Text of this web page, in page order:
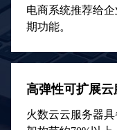
电商系统推荐给
期功能。
高弹性可扩展
火数云云服务器